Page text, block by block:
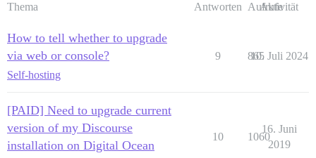
Thema Antworten Aufrufe
Aktivität
How to tell whether to upgrade
via web or console?
Self-hosting
9 865
10. Juli 2024
[PAID] Need to upgrade current
version of my Discourse
installation on Digital Ocean
10 1060
16. Juni
2019